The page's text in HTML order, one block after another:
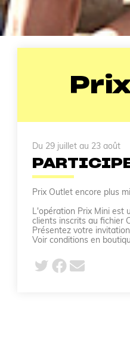
Du 29 juillet au 23 août
Prix Outlet encore plus
L'opération Prix Mini est
clients inscrits au fichier
Présentez votre
Voir conditions en